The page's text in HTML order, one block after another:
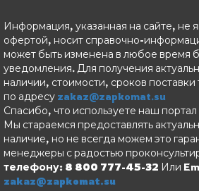
Информация, указанная на сайте, не
офертой, носит справочно-
может быть изменена в любое время
уведомления. Для получения
наличии, стоимости, сроков
по адресу zakaz@zapkomat.su
Спасибо, что используете наш
Мы стараемся предоставлять
наличие, но не всегда можем это
менеджеры с радостью
телефону: 8 800 777-45-32 Или
zakaz@zapkomat.su